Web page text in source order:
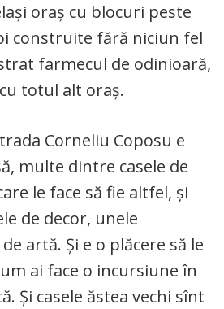
oraș cu blocuri peste
construite fără niciun fel
farmecul de odinioară,
totul alt oraș.
Corneliu Coposu e
multe dintre casele de
le face să fie altfel, și
de decor, unele
artă. Și e o plăcere să le
ai face o incursiune în
Și casele ăstea vechi sînt